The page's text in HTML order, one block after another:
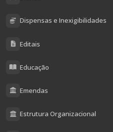
Dispensas e Inexigibilidades
Editais
Educação
Emendas
Estrutura Organizacional